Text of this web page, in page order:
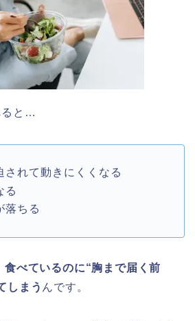
ると…
されて動きにくくなる
る
落ちる
食べているのに“胸まで届く前
しまう んです。